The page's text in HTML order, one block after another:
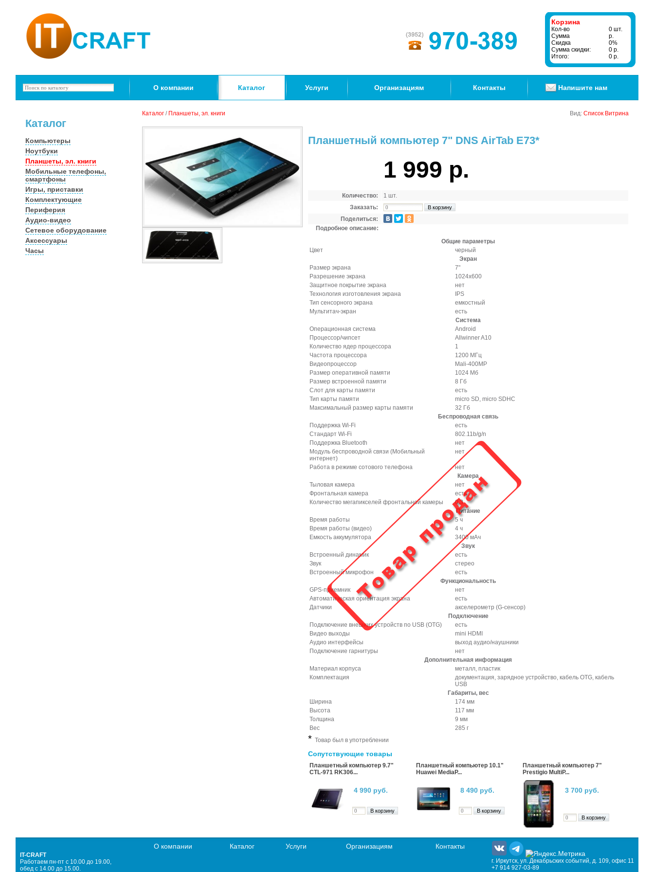
Корзина
Кол-во
0 шт.
Сумма
р.
Скидка
0%
Сумма скидки:
0 р.
Итого:
0 р.
О компании Каталог Услуги Организациям Контакты Напишите нам
Каталог
Компьютеры
Ноутбуки
Планшеты, эл. книги
Мобильные телефоны,
смартфоны
Игры, приставки
Комплектующие
Периферия
Аудио-видео
Сетевое оборудование
Аксессуары
Часы
Каталог / Планшеты, эл. книги Вид: Список Витрина
Планшетный компьютер 7" DNS AirTab E73*
1 999 р.
Количество:
1 шт.
Заказать:
Поделиться:
Подробное описание:
Общие параметры
Цвет
черный
Экран
Размер экрана
7"
Разрешение экрана
1024x600
Защитное покрытие экрана
нет
Технология изготовления экрана
IPS
Тип сенсорного экрана
емкостный
Мультитач-экран
есть
Система
Операционная система
Android
Процессор/чипсет
Allwinner A10
Количество ядер процессора
1
Частота процессора
1200 МГц
Видеопроцессор
Mali-400MP
Размер оперативной памяти
1024 Мб
Размер встроенной памяти
8 Гб
Слот для карты памяти
есть
Тип карты памяти
micro SD, micro SDHC
Максимальный размер карты памяти
32 Гб
Беспроводная связь
Поддержка Wi-Fi
есть
Стандарт Wi-Fi
802.11b/g/n
Поддержка Bluetooth
нет
Модуль беспроводной связи (Мобильный
интернет)
нет
Работа в режиме сотового телефона
нет
Камера
Тыловая камера
нет
Фронтальная камера
есть
Количество мегапикселей фронтальной камеры
0.3
Питание
Время работы
5 ч
Время работы (видео)
4 ч
Емкость аккумулятора
3400 мАч
Звук
Встроенный динамик
есть
Звук
стерео
Встроенный микрофон
есть
Функциональность
GPS-приемник
нет
Автоматическая ориентация экрана
есть
Датчики
акселерометр (G-сенсор)
Подключение
Подключение внешних устройств по USB (OTG)
есть
Видео выходы
mini HDMI
Аудио интерфейсы
выход аудио/наушники
Подключение гарнитуры
нет
Дополнительная информация
Материал корпуса
металл, пластик
Комплектация
документация, зарядное устройство, кабель OTG, кабель
USB
Габариты, вес
Ширина
174 мм
Высота
117 мм
Толщина
9 мм
Вес
285 г
* Товар был в употреблении
Сопутствующие товары
Планшетный компьютер 9.7"
CTL-971 RK306...
4 990 руб.
Планшетный компьютер 10.1"
Huawei MediaP...
8 490 руб.
Планшетный компьютер 7"
Prestigio MultiP...
3 700 руб.
IT-CRAFT
Работаем пн-пт с 10.00 до 19.00,
обед с 14.00 до 15.00.
О компании Каталог Услуги Организациям Контакты
г. Иркутск, ул. Декабрьских событий, д. 109, офис 11
+7 914 927-03-89